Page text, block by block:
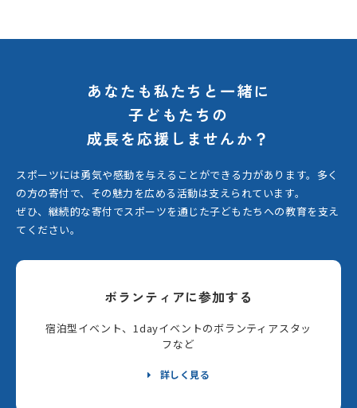
あなたも私たちと一緒に
子どもたちの
成長を応援しませんか？
スポーツには勇気や感動を与えることができる力があります。 多く
の方の寄付で、その魅力を広める活動は支えられています。
ぜひ、継続的な寄付でスポーツを通じた子どもたちへの教育を支え
てください。
ボランティアに参加する
宿泊型イベント、1dayイベントのボランティアスタッ
フなど
詳しく見る